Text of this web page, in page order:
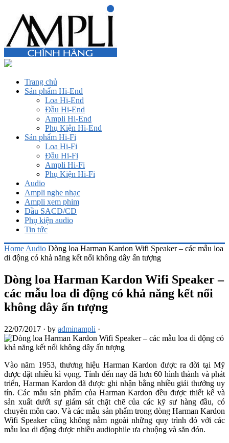
Trang chủ
Sản phẩm Hi-End
Loa Hi-End
Đầu Hi-End
Ampli Hi-End
Phụ Kiện Hi-End
Sản phẩm Hi-Fi
Loa Hi-Fi
Đầu Hi-Fi
Ampli Hi-Fi
Phụ Kiện Hi-Fi
Audio
Ampli nghe nhạc
Ampli xem phim
Đầu SACD/CD
Phụ kiện audio
Tin tức
Home Audio Dòng loa Harman Kardon Wifi Speaker – các mẫu loa
di động có khả năng kết nổi không dây ấn tượng
Dòng loa Harman Kardon Wifi Speaker –
các mẫu loa di động có khả năng kết nổi
không dây ấn tượng
22/07/2017 · by adminampli ·
Vào năm 1953, thương hiệu Harman Kardon được ra đời tại Mỹ
được đặt nhiều kì vọng. Tính đến nay đã hơn 60 hình thành và phát
triển, Harman Kardon đã được ghi nhận bằng nhiều giải thưởng uy
tín. Các mẫu sản phẩm của Harman Kardon đều được thiết kế và
sản xuất dưới sự giám sát chặt chẽ của các kỹ sư hàng đầu, có
chuyên môn cao. Và các mẫu sản phẩm trong dòng Harman Kardon
Wifi Speaker cũng không nằm ngoài những quy trình đó với các
mẫu loa di động được nhiều audiophile ưa chuộng và săn đón.